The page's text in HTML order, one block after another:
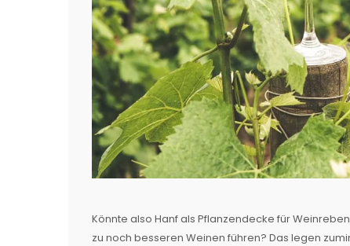
Könnte also Hanf als Pflanzendecke für
zu noch besseren Weinen führen? Das legen